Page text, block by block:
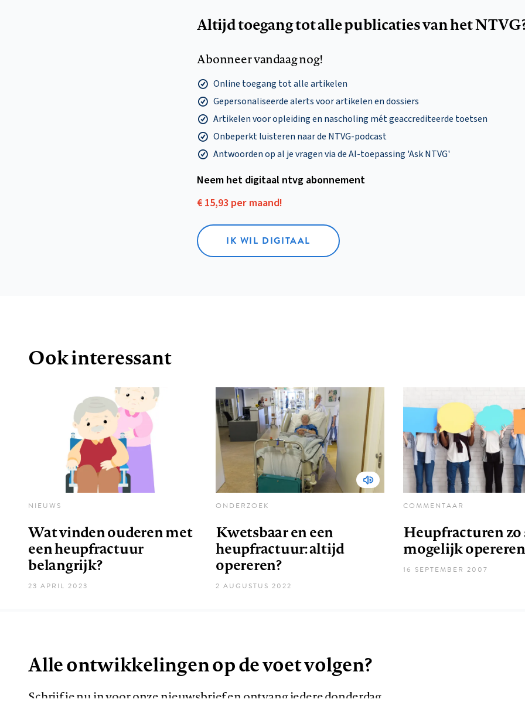
Altijd toegang tot alle publicaties van het
Abonneer vandaag nog!
Online toegang tot alle artikelen
Gepersonaliseerde alerts voor artikelen en dossiers
Artikelen voor opleiding en nascholing mét geaccrediteerde toetsen
Onbeperkt luisteren naar de NTVG-podcast
Antwoorden op al je vragen via de AI-toepassing 'Ask NTVG'
Neem het digitaal ntvg abonnement
€ 15,93 per maand!
IK WIL DIGITAAL
Ook interessant
NIEUWS
Wat vinden ouderen met
een heupfractuur
belangrijk?
23 APRIL 2023
ONDERZOEK
Kwetsbaar en een
heupfractuur: altijd
opereren?
2 AUGUSTUS 2022
COMMENTAAR
Heupfracturen zo
mogelijk opereren
16 SEPTEMBER 2007
Alle ontwikkelingen op de voet volgen?
Schrijf je nu in voor onze nieuwsbrief en ontvang iedere donderdag